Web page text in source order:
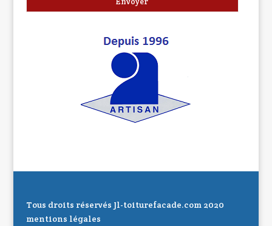
Tous droits réservés Jl-toiturefacade.com 2020
mentions légales